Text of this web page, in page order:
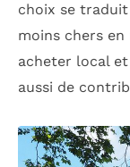
choix se
moins chers
acheter local
aussi de